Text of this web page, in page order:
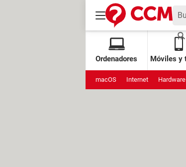
Ordenadores Móviles y
macOS Internet Hardware